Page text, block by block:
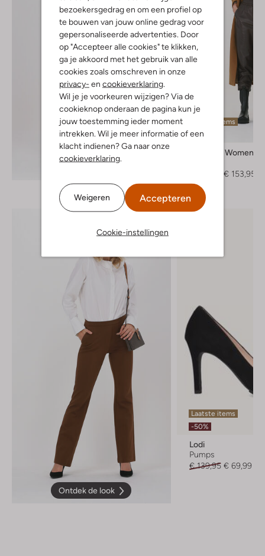
bezoekersgedrag en om een profiel op
te bouwen van jouw online gedrag voor
gepersonaliseerde advertenties. Door
op "Accepteer alle cookies" te klikken,
ga je akkoord met het gebruik van alle
cookies zoals omschreven in onze
privacy- en cookieverklaring
Wil je je voorkeuren wijzigen? Via de
cookieknop onderaan de pagina kun je
jouw toestemming ieder moment
intrekken. Wil je meer informatie of een
klacht indienen? Ga naar onze
cookieverklaring
Weigeren Accepteren
Cookie-instellingen
Laatste items
-30%
Selected Women
€ 153,95
Ontdek de look
Laatste items
-50%
Lodi
Pumps
€ 139,95 € 69,99